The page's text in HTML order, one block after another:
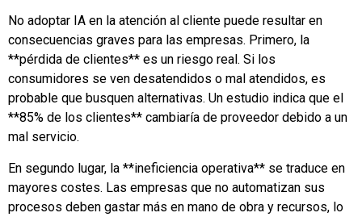
No adoptar IA en la atención al cliente puede resultar en
consecuencias graves para las empresas. Primero, la
**pérdida de clientes** es un riesgo real. Si los
consumidores se ven desatendidos o mal atendidos, es
probable que busquen alternativas. Un estudio indica que el
**85% de los clientes** cambiaría de proveedor debido a un
mal servicio.
En segundo lugar, la **ineficiencia operativa** se traduce en
mayores costes. Las empresas que no automatizan sus
procesos deben gastar más en mano de obra y recursos, lo